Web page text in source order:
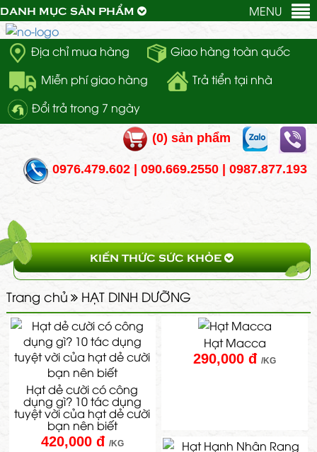
Địa chỉ mua hàng
Giao hàng toàn quốc
Miễn phí giao hàng
Trả tiển tại nhà
Đổi trả trong 7 ngày
(0) sản phẩm
0976.479.602 | 090.669.2550 | 0987.877.193
MENU
DANH MỤC SẢN PHẨM
KIẾN THỨC SỨC KHỎE
Trang chủ HẠT DINH DƯỠNG
Hạt dẻ cười có công
dụng gì? 10 tác dụng
tuyệt vời của hạt dẻ cười
bạn nên biết
420,000 đ /KG
Hạt Macca
290,000 đ /KG